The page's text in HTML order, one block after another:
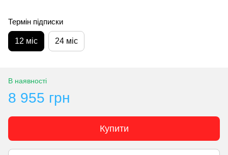
Термін підписки
12 міс 24 міс
В наявності
8 955 грн
Купити